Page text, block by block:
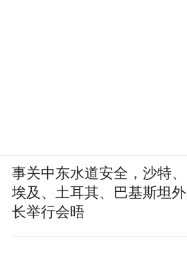
事关中东水道安全，沙特、
埃及、土耳其、巴基斯坦外
长举行会晤